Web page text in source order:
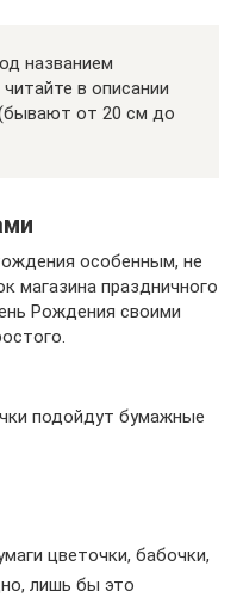
названием
в описании
от 20 см до
особенным, не
магазина праздничного
Рождения своими
подойдут бумажные
цветочки, бабочки,
лишь бы это